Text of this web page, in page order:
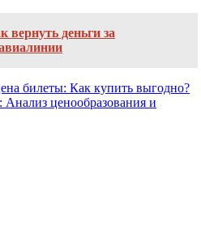
вернуть деньги за
билеты: Как купить выгодно?
ценообразования и